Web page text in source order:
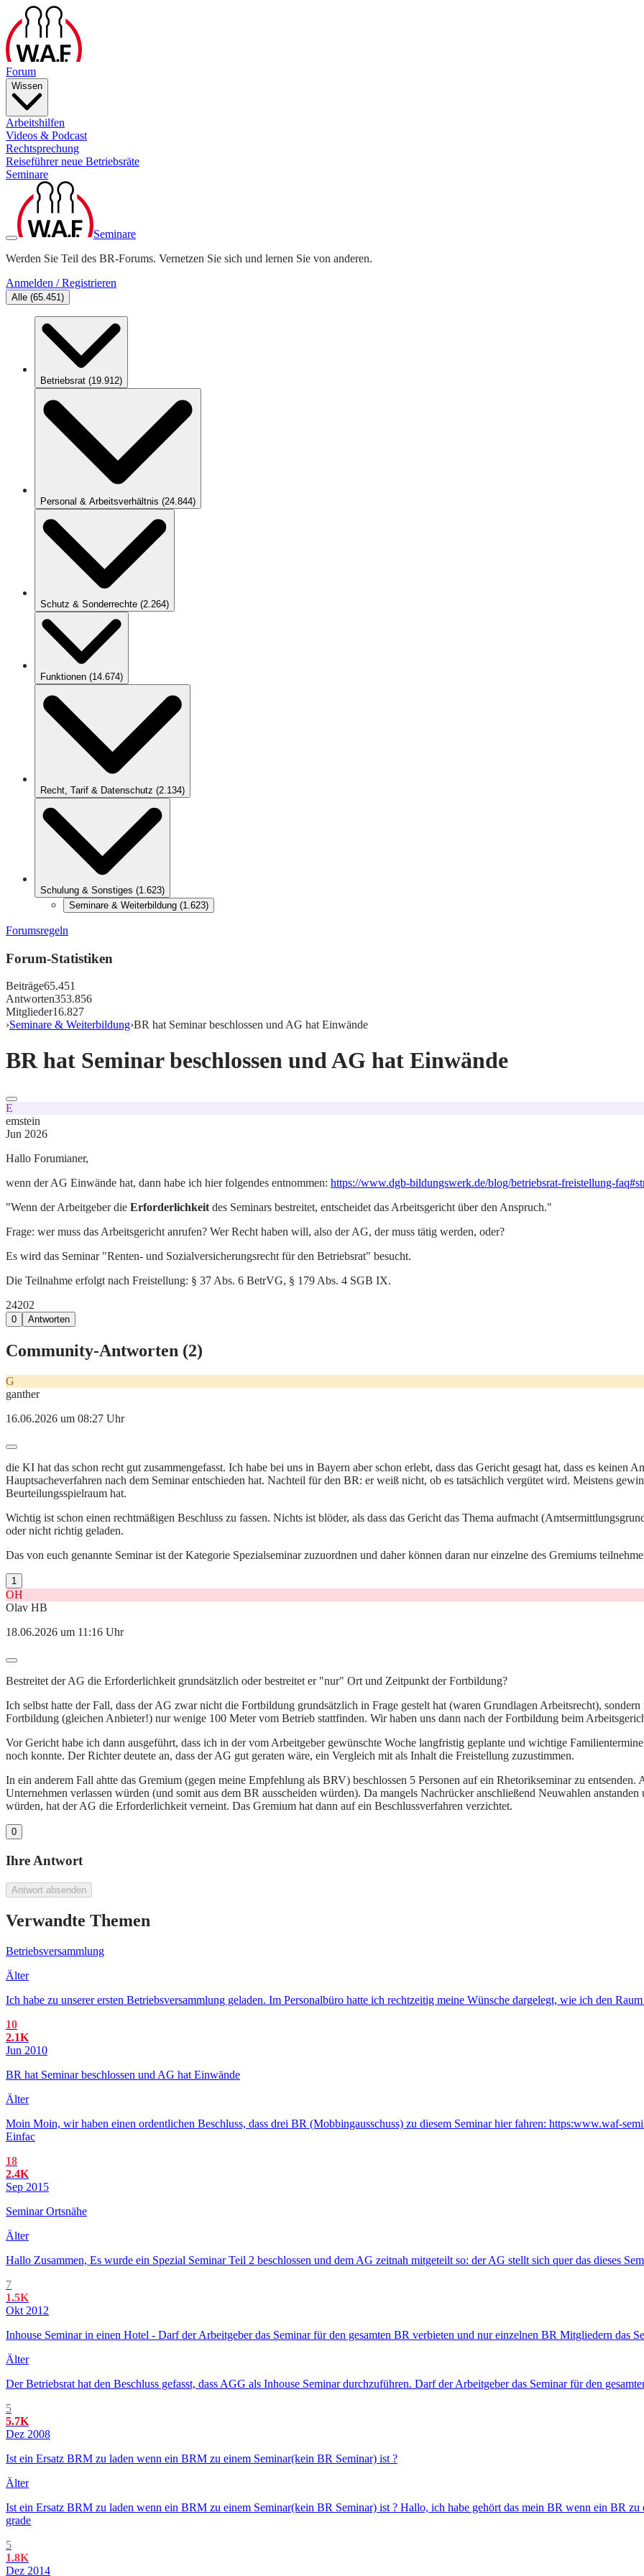
Forum
Wissen
Arbeitshilfen
Videos & Podcast
Rechtsprechung
Reiseführer neue Betriebsräte
Seminare
Seminare
Werden Sie Teil des BR-Forums. Vernetzen Sie sich und lernen Sie von anderen.
Anmelden / Registrieren
Alle (65.451)
Betriebsrat (19.912)
Personal & Arbeitsverhältnis (24.844)
Schutz & Sonderrechte (2.264)
Funktionen (14.674)
Recht, Tarif & Datenschutz (2.134)
Schulung & Sonstiges (1.623)
Seminare & Weiterbildung (1.623)
Forumsregeln
Forum-Statistiken
Beiträge65.451
Antworten353.856
Mitglieder16.827
›Seminare & Weiterbildung›BR hat Seminar beschlossen und AG hat Einwände
BR hat Seminar beschlossen und AG hat Einwände
E
emstein
Jun 2026
Hallo Forumianer,
wenn der AG Einwände hat, dann habe ich hier folgendes entnommen: https://www.dgb-bildungswerk.de/blog/betriebsrat-freistellung-
"Wenn der Arbeitgeber die Erforderlichkeit des Seminars bestreitet, entscheidet das Arbeitsgericht über den Anspruch."
Frage: wer muss das Arbeitsgericht anrufen? Wer Recht haben will, also der AG, der muss tätig werden, oder?
Es wird das Seminar "Renten- und Sozialversicherungsrecht für den Betriebsrat" besucht.
Die Teilnahme erfolgt nach Freistellung: § 37 Abs. 6 BetrVG, § 179 Abs. 4 SGB IX.
24202
0 Antworten
Community-Antworten (2)
G
ganther
16.06.2026 um 08:27 Uhr
die KI hat das schon recht gut zusammengefasst. Ich habe bei uns in Bayern aber schon erlebt, dass das Gericht gesagt hat, dass es keinen
Hauptsacheverfahren nach dem Seminar entschieden hat. Nachteil für den BR: er weiß nicht, ob es tatsächlich vergütet wird. Meistens
Beurteilungsspielraum hat.
Wichtig ist schon einen rechtmäßigen Beschluss zu fassen. Nichts ist blöder, als dass das Gericht das Thema aufmacht
oder nicht richtig geladen.
Das von euch genannte Seminar ist der Kategorie Spezialseminar zuzuordnen und daher können daran nur einzelne des Gremiums
1
OH
Olav HB
18.06.2026 um 11:16 Uhr
Bestreitet der AG die Erforderlichkeit grundsätzlich oder bestreitet er "nur" Ort und Zeitpunkt der Fortbildung?
Ich selbst hatte der Fall, dass der AG zwar nicht die Fortbildung grundsätzlich in Frage gestelt hat (waren Grundlagen Arbeitsrecht),
Fortbildung (gleichen Anbieter!) nur wenige 100 Meter vom Betrieb stattfinden. Wir haben uns dann nach der Fortbildung beim
Vor Gericht habe ich dann ausgeführt, dass ich in der vom Arbeitgeber gewünschte Woche langfristig geplante und wichtige
noch konnte. Der Richter deutete an, dass der AG gut geraten wäre, ein Vergleich mit als Inhalt die Freistellung zuzustimmen.
In ein anderem Fall ahtte das Gremium (gegen meine Empfehlung als BRV) beschlossen 5 Personen auf ein Rhetorikseminar zu
Unternehmen verlassen würden (und somit aus dem BR ausscheiden würden). Da mangels Nachrücker anschließend Neuwahlen
würden, hat der AG die Erforderlichkeit verneint. Das Gremium hat dann auf ein Beschlussverfahren verzichtet.
0
Ihre Antwort
Antwort absenden
Verwandte Themen
Betriebsversammlung
Älter
Ich habe zu unserer ersten Betriebsversammlung geladen. Im Personalbüro hatte ich rechtzeitig meine Wünsche dargelegt, wie ich den
10
2.1K
Jun 2010
BR hat Seminar beschlossen und AG hat Einwände
Älter
Moin Moin, wir haben einen ordentlichen Beschluss, dass drei BR (Mobbingausschuss) zu diesem Seminar hier fahren: https:www.waf-
Einfac
18
2.4K
Sep 2015
Seminar Ortsnähe
Älter
Hallo Zusammen, Es wurde ein Spezial Seminar Teil 2 beschlossen und dem AG zeitnah mitgeteilt so: der AG stellt sich quer das dieses
7
1.5K
Okt 2012
Inhouse Seminar in einen Hotel - Darf der Arbeitgeber das Seminar für den gesamten BR verbieten und nur einzelnen BR Mitgliedern das
Älter
Der Betriebsrat hat den Beschluss gefasst, dass AGG als Inhouse Seminar durchzuführen. Darf der Arbeitgeber das Seminar für den
5
5.7K
Dez 2008
Ist ein Ersatz BRM zu laden wenn ein BRM zu einem Seminar(kein BR Seminar) ist ?
Älter
Ist ein Ersatz BRM zu laden wenn ein BRM zu einem Seminar(kein BR Seminar) ist ? Hallo, ich habe gehört das mein BR wenn ein BR
grade
5
1.8K
Dez 2014